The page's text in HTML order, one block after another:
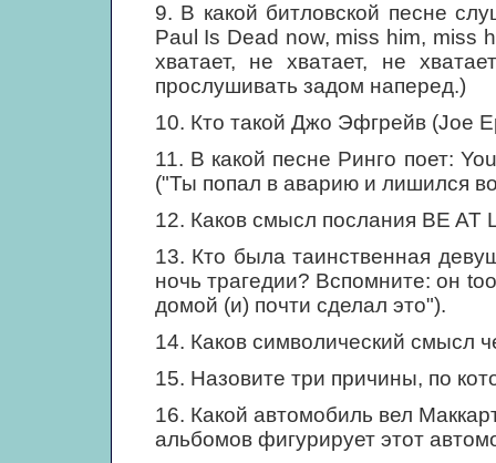
9. В какой битловской песне
Paul Is Dead now, miss him, miss
хватает, не хватает, не
прослушивать задом наперед.)
10. Кто такой Джо Эфгрейв (Joe
11. В какой песне Ринго поет:
("Ты попал в аварию и лишился
12. Каков смысл послания BE AT
13. Кто была таинственная
ночь трагедии? Вспомните: он
домой (и) почти сделал это").
14. Каков символический смысл
15. Назовите три причины, по
16. Какой автомобиль вел
альбомов фигурирует этот